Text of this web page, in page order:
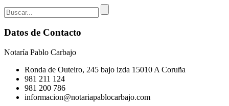
Datos de Contacto
Notaría Pablo Carbajo
Ronda de Outeiro, 245 bajo izda 15010 A Coruña
981 211 124
981 200 786
informacion@notariapablocarbajo.com